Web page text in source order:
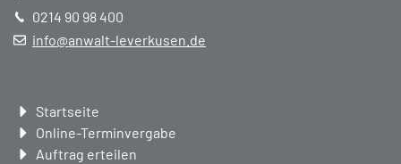
0214 90 98 400
info@anwalt-leverkusen.de
Navigation
überspringen
Startseite
Online-Terminvergabe
Auftrag erteilen